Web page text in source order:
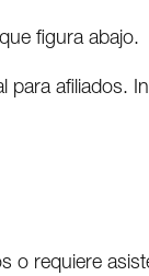
figura abajo.
afiliados.
o requiere